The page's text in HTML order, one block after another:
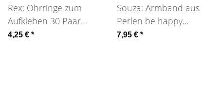
Rex: Ohrringe zum
Aufkleben 30 Paar
Fairies
4,25 € *
Souza: Armband aus
Perlen be happy
Valeria
7,95 € *